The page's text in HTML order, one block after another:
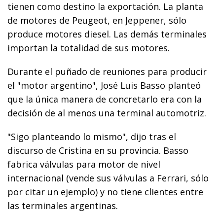
tienen como destino la exportación. La planta
de motores de Peugeot, en Jeppener, sólo
produce motores diesel. Las demás terminales
importan la totalidad de sus motores.
Durante el puñado de reuniones para producir
el "motor argentino", José Luis Basso planteó
que la única manera de concretarlo era con la
decisión de al menos una terminal automotriz.
"Sigo planteando lo mismo", dijo tras el
discurso de Cristina en su provincia. Basso
fabrica válvulas para motor de nivel
internacional (vende sus válvulas a Ferrari, sólo
por citar un ejemplo) y no tiene clientes entre
las terminales argentinas.